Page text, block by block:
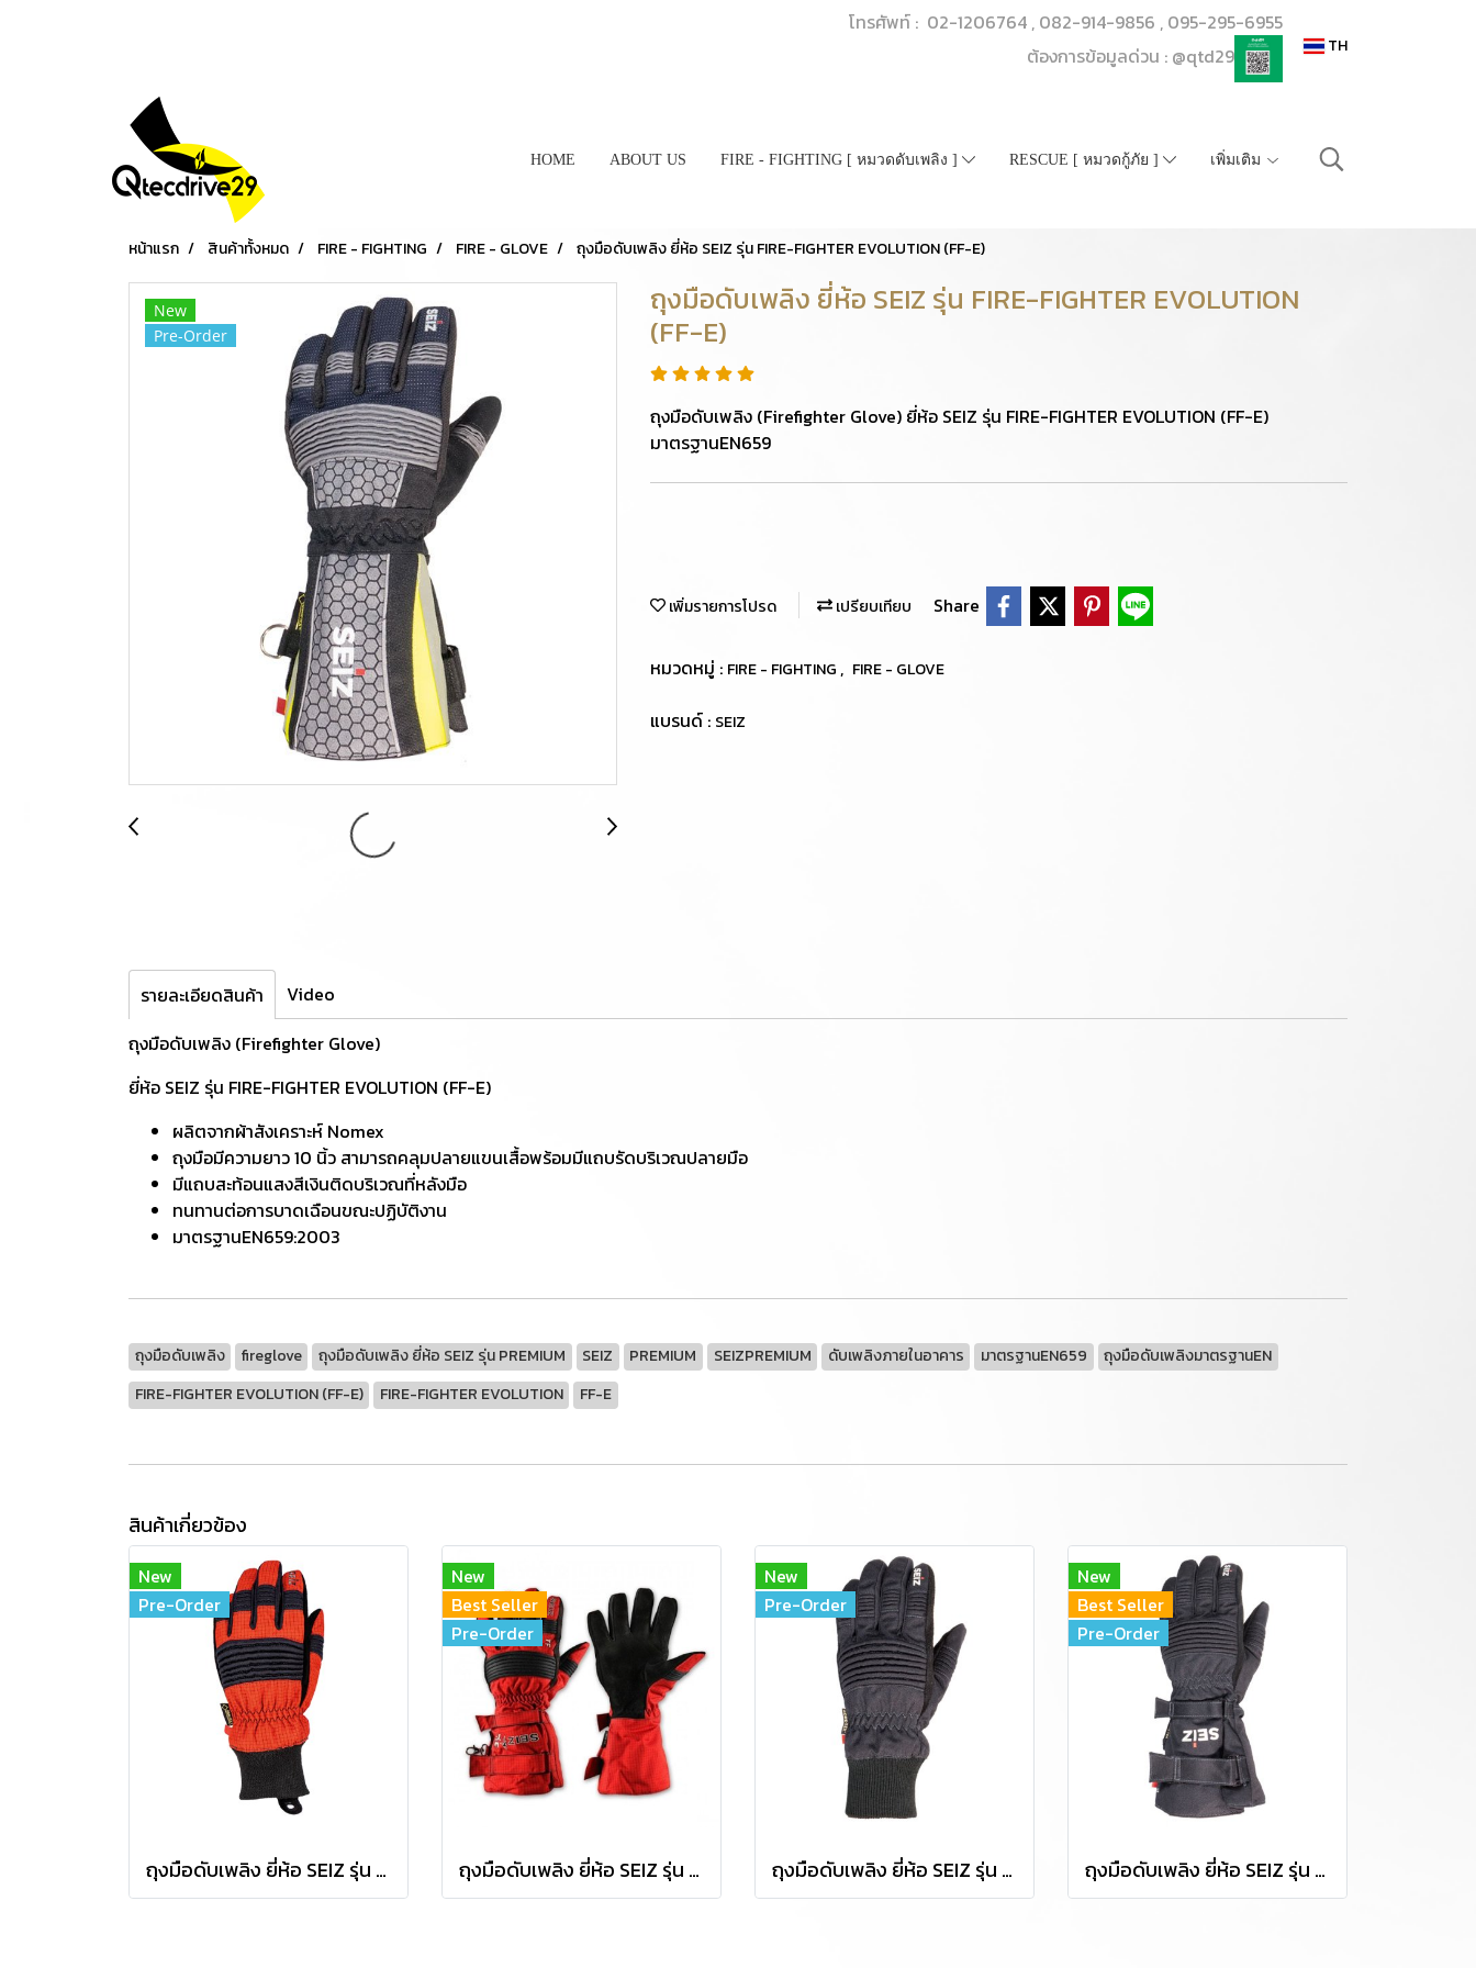
โทรศัพท์ : 02-1206764 , 082-914-9856 , 095-295-6955
ต้องการข้อมูลด่วน : @qtd29
TH
HOME ABOUT US FIRE - FIGHTING [ หมวดดับเพลิง ] RESCUE [ หมวดกู้ภัย ] เพิ่มเติม
หน้าแรก สินค้าทั้งหมด FIRE - FIGHTING FIRE - GLOVE ถุงมือดับเพลิง ยี่ห้อ SEIZ รุ่น FIRE-FIGHTER EVOLUTION (FF-E)
New
Pre-Order
ถุงมือดับเพลิง ยี่ห้อ SEIZ รุ่น FIRE-FIGHTER EVOLUTION
(FF-E)
ถุงมือดับเพลิง (Firefighter Glove) ยี่ห้อ SEIZ รุ่น FIRE-FIGHTER EVOLUTION (FF-E)
มาตรฐานEN659
เพิ่มรายการโปรด เปรียบเทียบ Share
หมวดหมู่ : FIRE - FIGHTING , FIRE - GLOVE
แบรนด์ : SEIZ
รายละเอียดสินค้า
Video
ถุงมือดับเพลิง (Firefighter Glove)
ยี่ห้อ SEIZ รุ่น FIRE-FIGHTER EVOLUTION (FF-E)
ผลิตจากผ้าสังเคราะห์ Nomex
ถุงมือมีความยาว 10 นิ้ว สามารถคลุมปลายแขนเสื้อพร้อมมีแถบรัดบริเวณปลายมือ
มีแถบสะท้อนแสงสีเงินติดบริเวณที่หลังมือ
ทนทานต่อการบาดเฉือนขณะปฏิบัติงาน
มาตรฐานEN659:2003
ถุงมือดับเพลิง fireglove ถุงมือดับเพลิง ยี่ห้อ SEIZ รุ่น PREMIUM SEIZ PREMIUM SEIZPREMIUM ดับเพลิงภายในอาคาร มาตรฐานEN659
ถุงมือดับเพลิงมาตรฐานEN
FIRE-FIGHTER EVOLUTION (FF-E)
FIRE-FIGHTER EVOLUTION FF-E
สินค้าเกี่ยวข้อง
New
Pre-Order
ถุงมือดับเพลิง ยี่ห้อ SEIZ รุ่น THERMO-FIGHTER S RED (TF-S-RED)
New
Best Seller
Pre-Order
ถุงมือดับเพลิง ยี่ห้อ SEIZ รุ่น THERMO-FIGHTER RED (TF-RED)
New
Pre-Order
ถุงมือดับเพลิง ยี่ห้อ SEIZ รุ่น THERMO-FIGHTER S (TF-S)
New
Best Seller
Pre-Order
ถุงมือดับเพลิง ยี่ห้อ SEIZ รุ่น THERMO-FIGHTER (TF)